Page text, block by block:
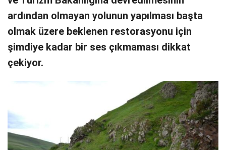
ardından olmayan yolunun yapılması başta
olmak üzere beklenen restorasyonu için
şimdiye kadar bir ses çıkmaması dikkat
çekiyor.